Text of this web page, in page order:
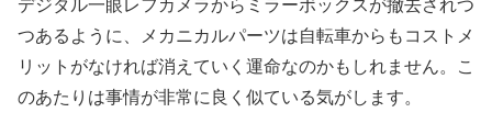
デジタル一眼レフカメラからミラーボックスが撤去されつ
つあるように、メカニカルパーツは自転車からもコストメ
リットがなければ消えていく運命なのかもしれません。こ
のあたりは事情が非常に良く似ている気がします。